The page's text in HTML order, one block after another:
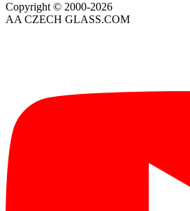
Copyright © 2000-2026
AA CZECH GLASS.COM